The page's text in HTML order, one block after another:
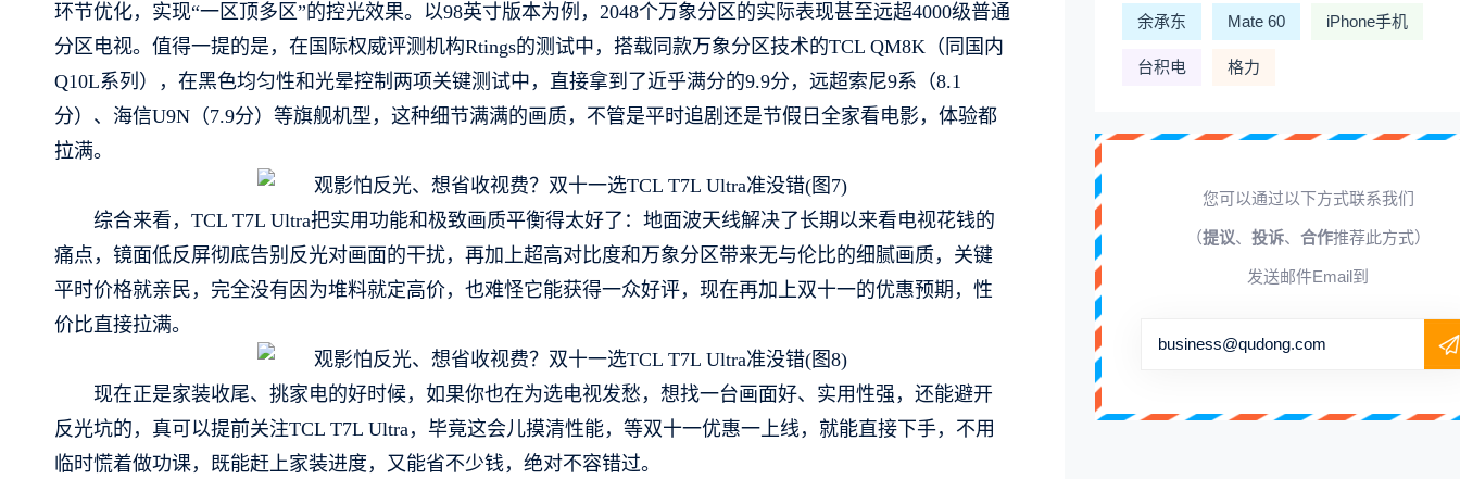
环节优化，实现“一区顶多区”的控光效果。以98英寸版本为例，2048个万象分区的实际表现甚至远超4000级普通
分区电视。值得一提的是，在国际权威评测机构Rtings的测试中，搭载同款万象分区技术的TCL QM8K（同国内
Q10L系列），在黑色均匀性和光晕控制两项关键测试中，直接拿到了近乎满分的9.9分，远超索尼9系（8.1
分）、海信U9N（7.9分）等旗舰机型，这种细节满满的画质，不管是平时追剧还是节假日全家看电影，体验都
拉满。
综合来看，TCL T7L Ultra把实用功能和极致画质平衡得太好了：地面波天线解决了长期以来看电视花钱的
痛点，镜面低反屏彻底告别反光对画面的干扰，再加上超高对比度和万象分区带来无与伦比的细腻画质，关键
平时价格就亲民，完全没有因为堆料就定高价，也难怪它能获得一众好评，现在再加上双十一的优惠预期，性
价比直接拉满。
现在正是家装收尾、挑家电的好时候，如果你也在为选电视发愁，想找一台画面好、实用性强，还能避开
反光坑的，真可以提前关注TCL T7L Ultra，毕竟这会儿摸清性能，等双十一优惠一上线，就能直接下手，不用
临时慌着做功课，既能赶上家装进度，又能省不少钱，绝对不容错过。
余承东 Mate 60 iPhone手机
台积电 格力
您可以通过以下方式联系我们
（提议、 投诉、 合作推荐此方式）
发送邮件Email到
business@qudong.com